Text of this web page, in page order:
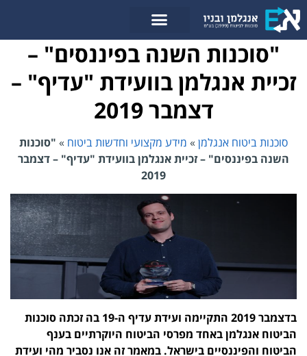
לתוכן
"סוכנות השנה בפיננסים" –
זכיית אנגלמן בוועידת "עדיף" –
דצמבר 2019
סוכנות ביטוח אנגלמן » מידע מקצועי וחדשות ביטוח » "סוכנות
השנה בפיננסים" – זכיית אנגלמן בוועידת "עדיף" – דצמבר
2019
בדצמבר 2019 התקיימה ועידת עדיף ה-19 בה זכתה סוכנות
הביטוח אנגלמן באחד מפרסי הביטוח היוקרתיים בענף
הביטוח והפיננסיים בישראל. במאמר זה אנו נסביר מהי ועידת